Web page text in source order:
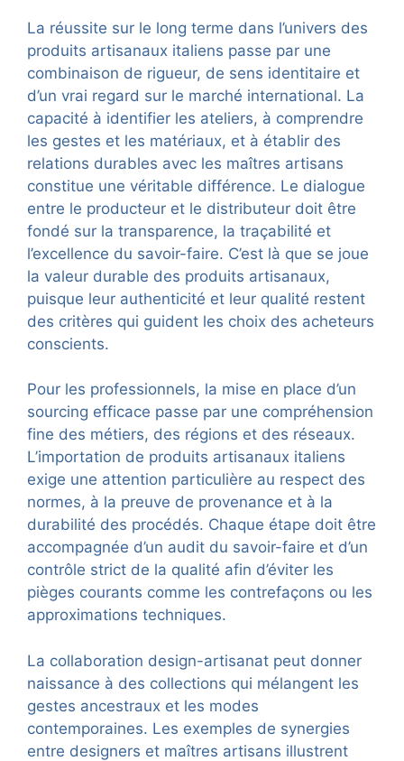
La réussite sur le long terme dans l’univers des
produits artisanaux italiens passe par une
combinaison de rigueur, de sens identitaire et
d’un vrai regard sur le marché international. La
capacité à identifier les ateliers, à comprendre
les gestes et les matériaux, et à établir des
relations durables avec les maîtres artisans
constitue une véritable différence. Le dialogue
entre le producteur et le distributeur doit être
fondé sur la transparence, la traçabilité et
l’excellence du savoir-faire. C’est là que se joue
la valeur durable des produits artisanaux,
puisque leur authenticité et leur qualité restent
des critères qui guident les choix des acheteurs
conscients.
Pour les professionnels, la mise en place d’un
sourcing efficace passe par une compréhension
fine des métiers, des régions et des réseaux.
L’importation de produits artisanaux italiens
exige une attention particulière au respect des
normes, à la preuve de provenance et à la
durabilité des procédés. Chaque étape doit être
accompagnée d’un audit du savoir-faire et d’un
contrôle strict de la qualité afin d’éviter les
pièges courants comme les contrefaçons ou les
approximations techniques.
La collaboration design-artisanat peut donner
naissance à des collections qui mélangent les
gestes ancestraux et les modes
contemporaines. Les exemples de synergies
entre designers et maîtres artisans illustrent